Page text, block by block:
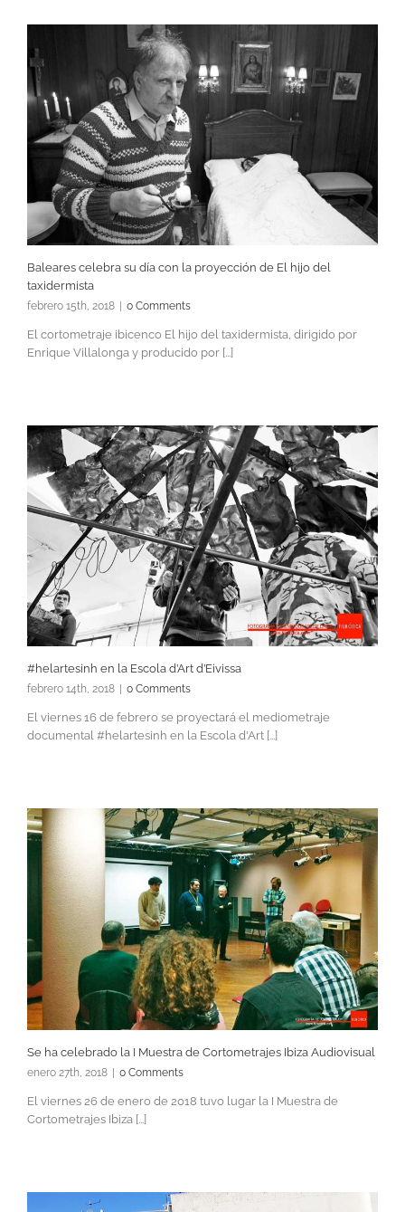
Baleares celebra su día con la proyección de El hijo del
taxidermista
febrero 15th, 2018 0 Comments
El cortometraje ibicenco El hijo del taxidermista, dirigido por
Enrique Villalonga y producido por [...]
#helartesinh en la Escola d’Art d’Eivissa
febrero 14th, 2018 0 Comments
El viernes 16 de febrero se proyectará el mediometraje
documental #helartesinh en la Escola d'Art [...]
Se ha celebrado la I Muestra de Cortometrajes Ibiza Audiovisual
enero 27th, 2018 | 0 Comments
El viernes 26 de enero de 2018 tuvo lugar la I Muestra de
Cortometrajes Ibiza [...]